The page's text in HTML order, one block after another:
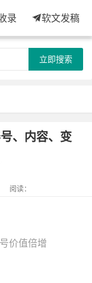
录 软文发稿
立即搜索
、内容、变
阅读：
价值倍增